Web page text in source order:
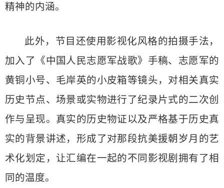
精神的内涵。
此外，节目还使用影视化风格的拍摄手法，
加入了《中国人民志愿军战歌》手稿、志愿军的
黄铜小号、毛岸英的小皮箱等镜头，对相关真实
历史节点、场景或实物进行了纪录片式的二次创
作与呈现。真实的历史物证以及严格基于历史真
实的背景讲述，形成了对那段抗美援朝岁月的艺
术化划定，让汇编在一起的不同影视剧拥有了相
同的温度。